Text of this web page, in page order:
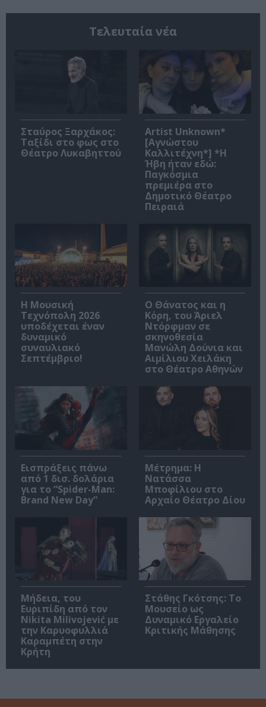
Τελευταία νέα
Σταύρος Ξαρχάκος:
Ταξίδι στο φως στο
Θέατρο Λυκαβηττού
Artist Unknown*
[Αγνώστου
Καλλιτέχνη*] *Η
Ήβη ήταν εδώ:
Παγκόσμια
πρεμιέρα στο
Δημοτικό Θέατρο
Πειραιά
Η Μουσική
Τεχνόπολη 2026
υποδέχεται έναν
δυναμικό
συναυλιακό
Σεπτέμβριο!
Ο Θάνατος και η
Κόρη, του Άριελ
Ντόρφμαν σε
σκηνοθεσία
Μανώλη Δούνια και
Αιμίλιου Χειλάκη
στο Θέατρο Αθηνών
Εισπράξεις πάνω
από 1 δισ. δολάρια
για το “Spider-Man:
Brand New Day”
Μέτρημα: Η
Νατάσσα
Μποφίλιου στο
Αρχαίο Θέατρο Δίου
Μήδεια, του
Ευριπίδη από τον
Nikita Milivojević με
την Καρυοφυλλιά
Καραμπέτη στην
Κρήτη
Στάθης Γκότσης: Το
Μουσείο ως
Δυναμικό Εργαλείο
Κριτικής Μάθησης